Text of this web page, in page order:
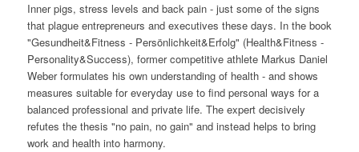
Inner pigs, stress levels and back pain - just some of the signs
that plague entrepreneurs and executives these days. In the book
"Gesundheit&Fitness - Persönlichkeit&Erfolg" (Health&Fitness -
Personality&Success), former competitive athlete Markus Daniel
Weber formulates his own understanding of health - and shows
measures suitable for everyday use to find personal ways for a
balanced professional and private life. The expert decisively
refutes the thesis "no pain, no gain" and instead helps to bring
work and health into harmony.